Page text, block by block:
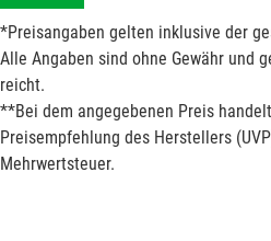
*Preisangaben gelten inklusive der
Alle Angaben sind ohne Gewähr und
reicht.
**Bei dem angegebenen Preis
Preisempfehlung des Herstellers
Mehrwertsteuer.